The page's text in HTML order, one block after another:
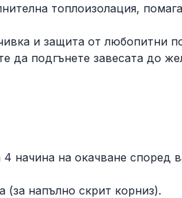
топлоизолация,
и защита от любопитни
да подгънете завесата до
4 начина на окачване според
напълно скрит корниз).